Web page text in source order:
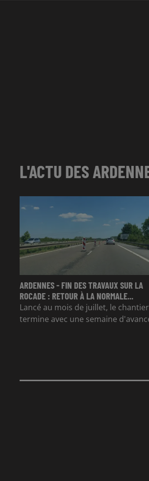
L'ACTU DES
ARDENNES - FIN DES TRAVAUX SUR LA
ROCADE : RETOUR À LA NORMALE...
Lancé au mois de juillet, le
termine avec une semaine